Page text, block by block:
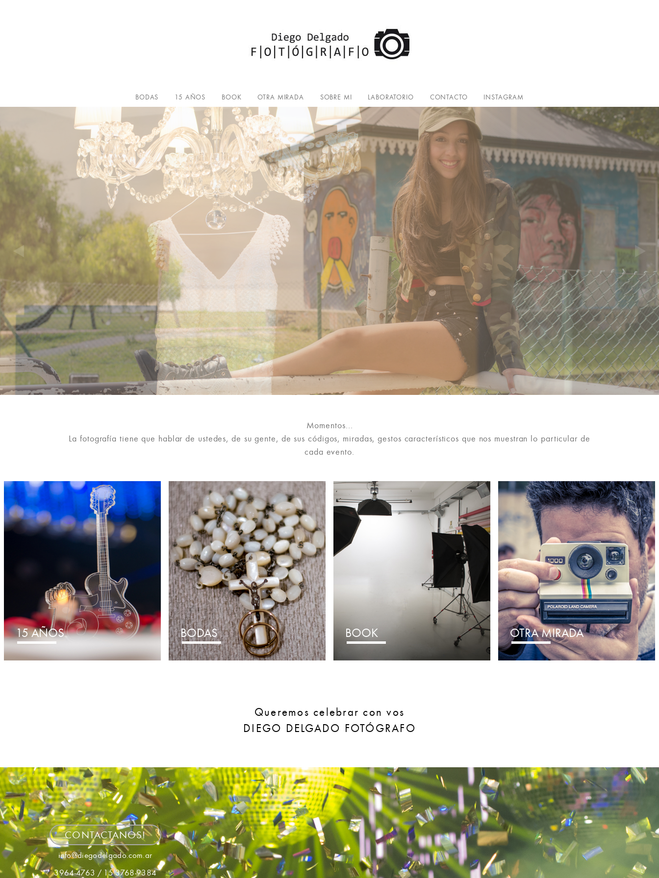
BODAS 15 AÑOS BOOK OTRA MIRADA SOBRE MI LABORATORIO CONTACTO INSTAGRAM
Momentos...
La fotografía tiene que hablar de ustedes, de su gente, de sus códigos, miradas, gestos característicos que nos muestran lo particular de
cada evento.
15 AÑOS BODAS BOOK OTRA MIRADA
Queremos celebrar con vos
DIEGO DELGADO FOTÓGRAFO
CONTACTANOS!
info@diegodelgado.com.ar
3964-4763 / 15 3768-9384